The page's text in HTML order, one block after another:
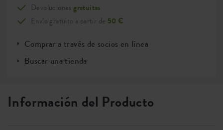
Devolucionesgratuitas
Envío gratuito a partir de 50 €
Comprar a través de socios en línea
Buscar una tienda
Información del Producto